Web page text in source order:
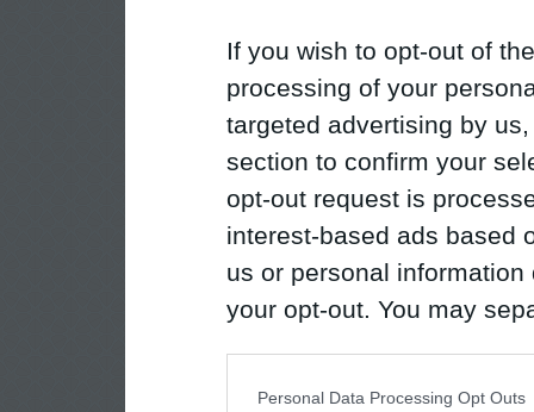
If you wish to opt-out of
processing of your
targeted advertising by
section to confirm your
opt-out request is
interest-based ads based
us or personal
your opt-out. You may
Personal Data Processing Opt Outs